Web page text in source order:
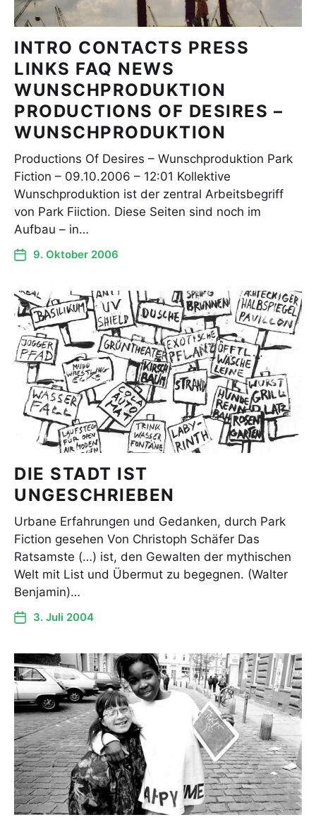
INTRO CONTACTS PRESS
LINKS FAQ NEWS
WUNSCHPRODUKTION
PRODUCTIONS OF DESIRES –
WUNSCHPRODUKTION
Productions Of Desires – Wunschproduktion Park
Fiction – 09.10.2006 – 12:01 Kollektive
Wunschproduktion ist der zentral Arbeitsbegriff
von Park Fiiction. Diese Seiten sind noch im
Aufbau – in…
9. Oktober 2006
DIE STADT IST
UNGESCHRIEBEN
Urbane Erfahrungen und Gedanken, durch Park
Fiction gesehen Von Christoph Schäfer Das
Ratsamste (…) ist, den Gewalten der mythischen
Welt mit List und Übermut zu begegnen. (Walter
Benjamin)…
3. Juli 2004